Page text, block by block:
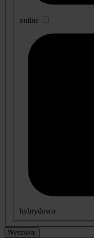
online
hybrydowo
Wyszukaj